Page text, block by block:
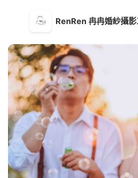
RenRen 冉冉婚紗攝